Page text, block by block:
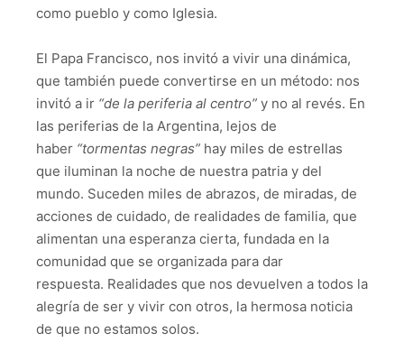
como pueblo y como Iglesia.
El Papa Francisco, nos invitó a vivir una dinámica,
que también puede convertirse en un método: nos
invitó a ir “de la periferia al centro” y no al revés. En
las periferias de la Argentina, lejos de
haber “tormentas negras” hay miles de estrellas
que iluminan la noche de nuestra patria y del
mundo. Suceden miles de abrazos, de miradas, de
acciones de cuidado, de realidades de familia, que
alimentan una esperanza cierta, fundada en la
comunidad que se organizada para dar
respuesta. Realidades que nos devuelven a todos la
alegría de ser y vivir con otros, la hermosa noticia
de que no estamos solos.